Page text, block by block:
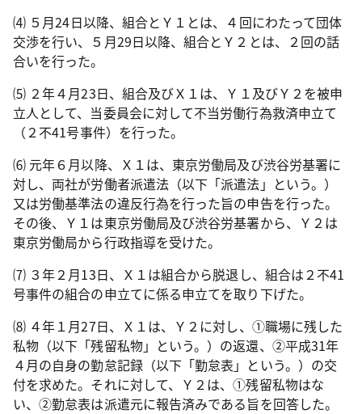
⑷ ５月24日以降、組合とＹ１とは、４回にわたって団体
交渉を行い、５月29日以降、組合とＹ２とは、２回の話
合いを行った。
⑸ ２年４月23日、組合及びＸ１は、Ｙ１及びＹ２を被申
立人として、当委員会に対して不当労働行為救済申立て
（２不41号事件）を行った。
⑹ 元年６月以降、Ｘ１は、東京労働局及び渋谷労基署に
対し、両社が労働者派遣法（以下「派遣法」という。）
又は労働基準法の違反行為を行った旨の申告を行った。
その後、Ｙ１は東京労働局及び渋谷労基署から、Ｙ２は
東京労働局から行政指導を受けた。
⑺ ３年２月13日、Ｘ１は組合から脱退し、組合は２不41
号事件の組合の申立てに係る申立てを取り下げた。
⑻ ４年１月27日、Ｘ１は、Ｙ２に対し、①職場に残した
私物（以下「残留私物」という。）の返還、②平成31年
４月の自身の勤怠記録（以下「勤怠表」という。）の交
付を求めた。それに対して、Ｙ２は、①残留私物はな
い、②勤怠表は派遣元に報告済みである旨を回答した。